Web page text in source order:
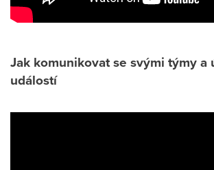
Jak komunikovat se svými týmy a
událostí